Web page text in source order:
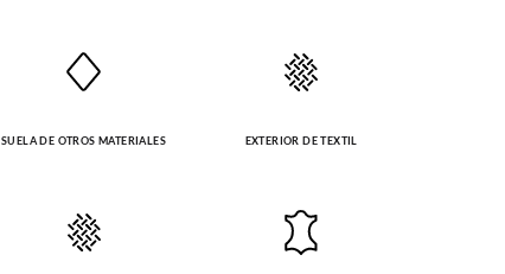
SUELA DE OTROS MATERIALES EXTERIOR DE TEXTIL